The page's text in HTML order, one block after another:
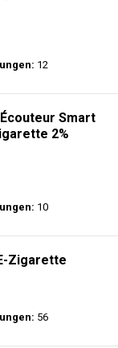
12
Smart
2%
10
Zigarette
56